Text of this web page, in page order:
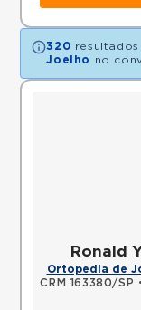
320
Joelho
no
Ronald
Ortopedia de
CRM 163380/SP